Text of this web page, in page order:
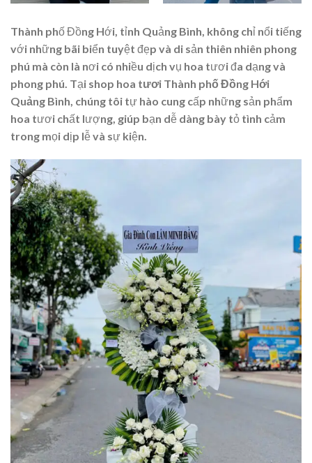
Thành phố Đồng Hới, tỉnh Quảng Bình, không chỉ nổi tiếng
với những bãi biển tuyệt đẹp và di sản thiên nhiên phong
phú mà còn là nơi có nhiều dịch vụ hoa tươi đa dạng và
phong phú. Tại shop hoa tươi Thành phố Đồng Hới
Quảng Bình, chúng tôi tự hào cung cấp những sản phẩm
hoa tươi chất lượng, giúp bạn dễ dàng bày tỏ tình cảm
trong mọi dịp lễ và sự kiện.